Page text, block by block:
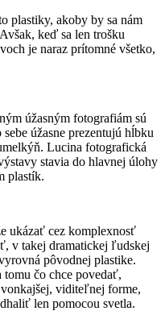
plastiky, akoby by sa nám
keď sa len trošku
je naraz prítomné všetko,
úžasným fotografiám sú
úžasne prezentujú hĺbku
Lucina fotografická
stavia do hlavnej úlohy
plastík.
ukázať cez komplexnosť
v takej dramatickej ľudskej
pôvodnej plastike.
čo chce povedať,
viditeľnej forme,
len pomocou svetla.